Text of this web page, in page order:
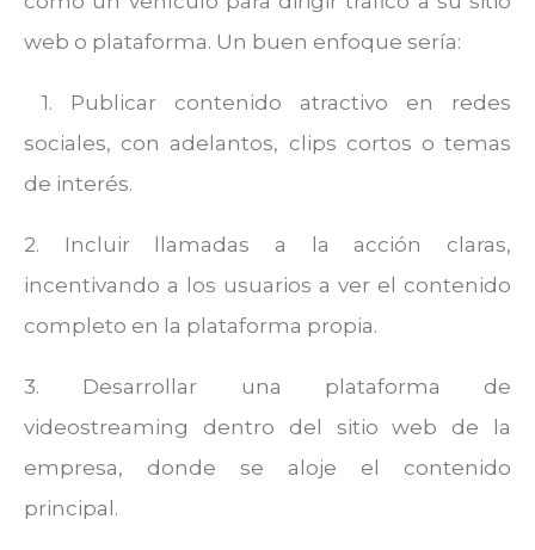
web o plataforma. Un buen enfoque sería:
1. Publicar contenido atractivo en redes
sociales, con adelantos, clips cortos o temas
de interés.
2. Incluir llamadas a la acción claras,
incentivando a los usuarios a ver el contenido
completo en la plataforma propia.
3. Desarrollar una plataforma de
videostreaming dentro del sitio web de la
empresa, donde se aloje el contenido
principal.